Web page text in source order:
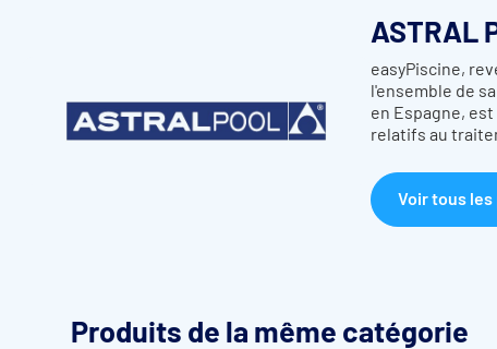
ASTRAL
easyPiscine,
l'ensemble de
en Espagne,
relatifs au
Voir tous
Produits de la même catégorie